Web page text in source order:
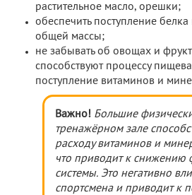
растительное масло, орешки;
обеспечить поступление белка
общей массы;
не забывать об овощах и
способствуют процессу
поступление витаминов и
Важно! Большие
тренажёрном зале
расходу витаминов и
что приводит к снижению
системы. Это негативно
спортсмена и приводит к